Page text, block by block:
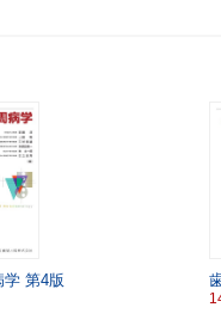
学 第4版